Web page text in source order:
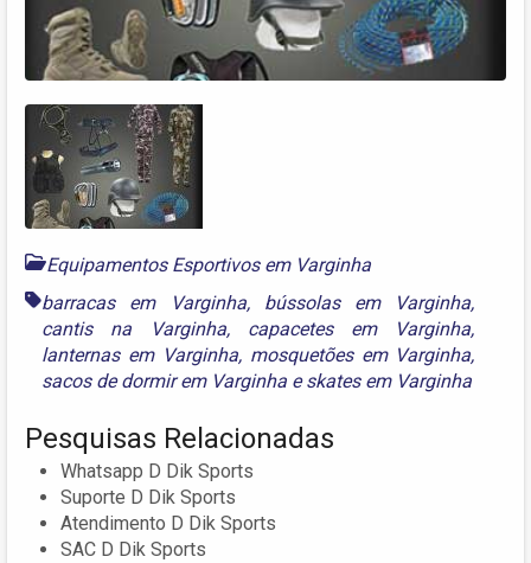
Equipamentos Esportivos em Varginha
barracas em Varginha, bússolas em Varginha,
cantis na Varginha, capacetes em Varginha,
lanternas em Varginha, mosquetões em Varginha,
sacos de dormir em Varginha eskates em Varginha
Pesquisas Relacionadas
Whatsapp D Dik Sports
Suporte D Dik Sports
Atendimento D Dik Sports
SAC D Dik Sports